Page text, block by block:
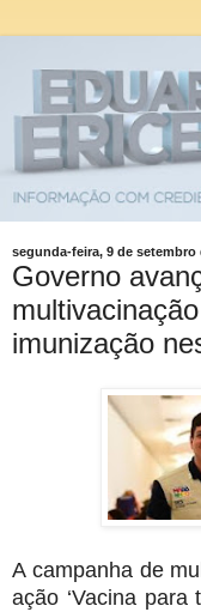
segunda-feira, 9 de setembro
Governo
imunização
A campanha de
ação ‘Vacina para